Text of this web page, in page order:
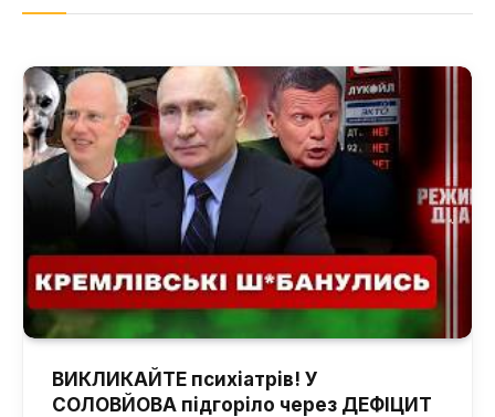
ВИКЛИКАЙТЕ психіатрів! У
СОЛОВЙОВА підгоріло через ДЕФІЦИТ